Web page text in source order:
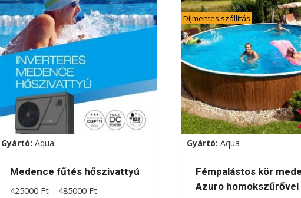
Gyártó: Aqua
Medence fűtés hőszivattyú
425000 Ft – 485000 FtÁrtartomány:
Díjmentes szállítás
Gyártó: Aqua
Fémpalástos kör
Azuro homokszűrővel